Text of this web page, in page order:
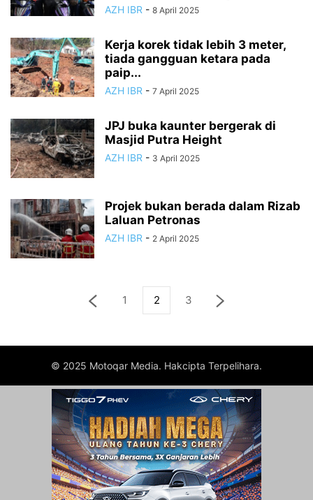
AZH IBR - 8 April 2025
Kerja korek tidak lebih 3 meter,
tiada gangguan ketara pada
paip...
AZH IBR - 7 April 2025
JPJ buka kaunter bergerak di
Masjid Putra Height
AZH IBR - 3 April 2025
Projek bukan berada dalam Rizab
Laluan Petronas
AZH IBR - 2 April 2025
1 2 3
© 2025 Motoqar Media. Hakcipta Terpelihara.